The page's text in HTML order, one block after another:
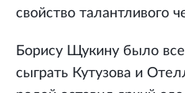
свойство талантливого
Борису Щукину было
сыграть Кутузова и